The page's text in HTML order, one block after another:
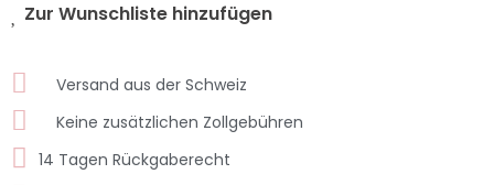
Zur Wunschliste hinzufügen
Versand aus der Schweiz
Keine zusätzlichen Zollgebühren
14 Tagen Rückgaberecht